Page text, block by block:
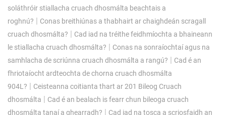
soláthróir stiallacha cruach dhosmálta beachtais a
roghnú? | Conas breithiúnas a thabhairt ar chaighdeán scragall
cruach dhosmálta? | Cad iad na tréithe feidhmíochta a bhaineann
le stiallacha cruach dhosmálta? | Conas na sonraíochtaí agus na
samhlacha de scriúnna cruach dhosmálta a rangú? | Cad é an
fhriotaíocht ardteochta de chorna cruach dhosmálta
904L? | Ceisteanna coitianta thart ar 201 Bileog Cruach
dhosmálta | Cad é an bealach is fearr chun bileoga cruach
dhosmálta tanaí a ghearradh? | Cad iad na tosca a scriosfaidh an